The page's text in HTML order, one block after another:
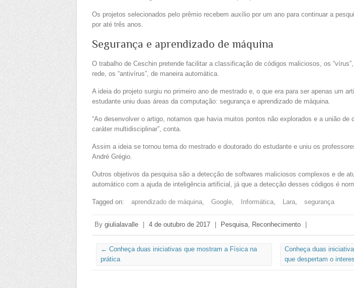
Os projetos selecionados pelo prêmio recebem auxílio por um ano para continuar a
por até três anos.
Segurança e aprendizado de máquina
O trabalho de Ceschin pretende facilitar a classificação de códigos maliciosos, os
rede, os “antivírus”, de maneira automática.
A ideia do projeto surgiu no primeiro ano de mestrado e, o que era para ser apenas um
estudante uniu duas áreas da computação: segurança e aprendizado de máquina.
“Ao desenvolver o artigo, notamos que havia muitos pontos não explorados e a união
caráter multidisciplinar”, conta.
Assim a ideia se tornou tema do mestrado e doutorado do estudante e uniu os
André Grégio.
Outros objetivos da pesquisa são a detecção de softwares maliciosos complexos e de
automático com a ajuda de inteligência artificial, já que a detecção desses códigos é
Tagged on: aprendizado de máquina Google Informática Lara segurança
By giulialavalle 4 de outubro de 2017 Pesquisa Reconhecimento
← Conheça duas iniciativas que mostram a Física na
prática
Conheça duas
que despertam o